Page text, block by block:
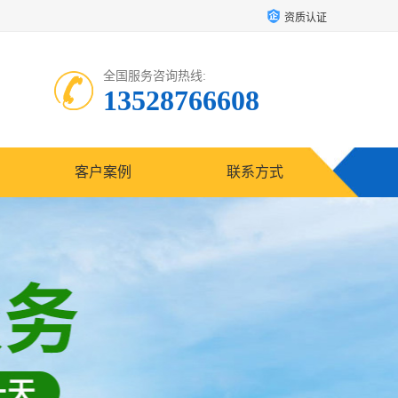
资质认证
全国服务咨询热线:
13528766608
客户案例 联系方式